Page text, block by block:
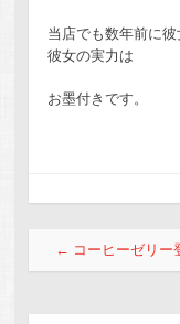
当店でも数年前に
彼女の実力は
お墨付きです。
投稿ナビゲー
← コーヒーゼリー